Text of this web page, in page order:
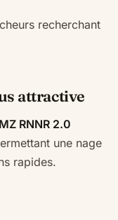
recherchant
attractive
MZ RNNR 2.0
une nage
rapides.